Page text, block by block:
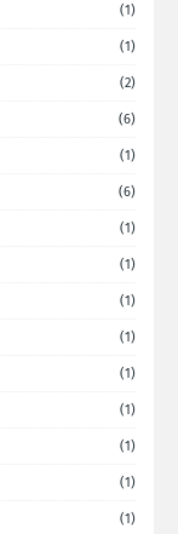
(1)
(1)
(2)
(6)
(1)
(6)
(1)
(1)
(1)
(1)
(1)
(1)
(1)
(1)
(1)